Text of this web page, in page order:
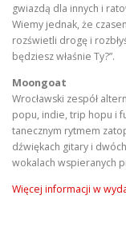
gwiazdą dla innych i
Wiemy jednak, że
rozświetli drogę i
będziesz właśnie Ty?”.
Moongoat
Wrocławski zespół
popu, indie, trip hopu i
tanecznym rytmem
dźwiękach gitary i
wokalach wspieranych
Więcej informacji w